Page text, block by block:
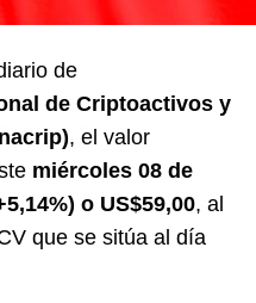
de
de Criptoactivos y
, el valor
miércoles 08 de
o US$59,00, al
que se sitúa al día